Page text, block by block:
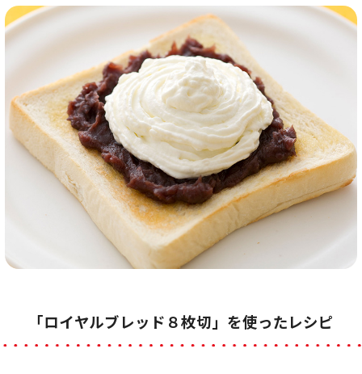
「ロイヤルブレッド８枚切」を使ったレシピ